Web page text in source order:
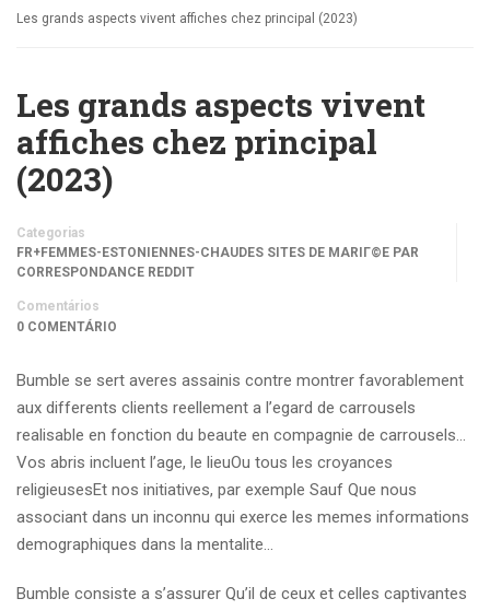
Les grands aspects vivent affiches chez principal (2023)
Les grands aspects vivent
affiches chez principal
(2023)
Categorias
FR+FEMMES-ESTONIENNES-CHAUDES SITES DE MARIГ©E PAR
CORRESPONDANCE REDDIT
Comentários
0 COMENTÁRIO
Bumble se sert averes assainis contre montrer favorablement
aux differents clients reellement a l’egard de carrousels
realisable en fonction du beaute en compagnie de carrousels…
Vos abris incluent l’age, le lieuOu tous les croyances
religieusesEt nos initiatives, par exemple Sauf Que nous
associant dans un inconnu qui exerce les memes informations
demographiques dans la mentalite…
Bumble consiste a s’assurer Qu’il de ceux et celles captivantes